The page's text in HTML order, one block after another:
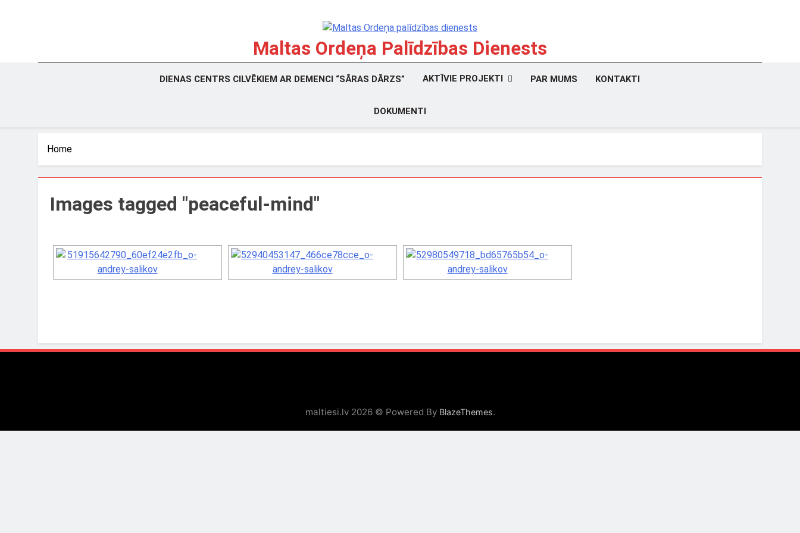
Maltas Ordeņa Palīdzības Dienests
Labdarības Organizācija
DIENAS CENTRS CILVĒKIEM AR DEMENCI “SĀRAS DĀRZS” AKTĪVIE PROJEKTI PAR MUMS KONTAKTI
DOKUMENTI
Home
Images tagged "peaceful-mind"
maltiesi.lv 2026 © Powered By BlazeThemes.